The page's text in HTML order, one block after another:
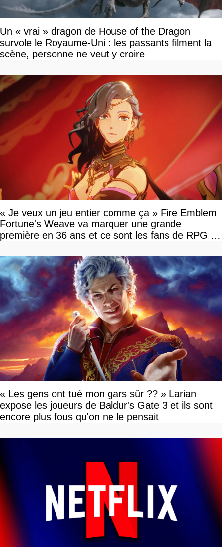
Un « vrai » dragon de House of the Dragon
survole le Royaume-Uni : les passants filment la
scène, personne ne veut y croire
« Je veux un jeu entier comme ça » Fire Emblem
Fortune's Weave va marquer une grande
première en 36 ans et ce sont les fans de RPG en
« Les gens ont tué mon gars sûr ?? » Larian
expose les joueurs de Baldur's Gate 3 et ils sont
encore plus fous qu'on ne le pensait